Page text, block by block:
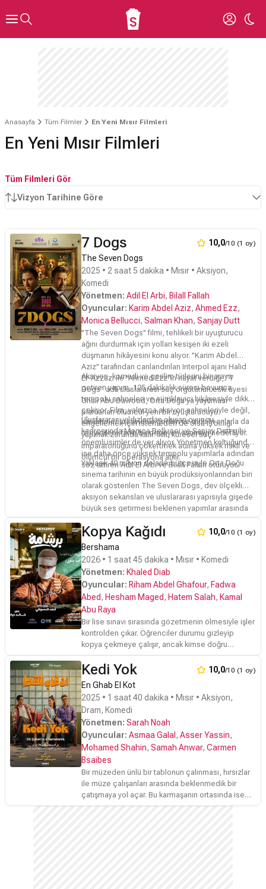
Anasayfa Tüm Filmler En Yeni Mısır Filmleri
En Yeni Mısır Filmleri
Tüm Filmleri Gör
Vizyon Tarihine Göre
7 Dogs 10,0/10 (1 oy)
The Seven Dogs
2025 • 2 saat 5 dakika • Mısır • Aksiyon,
Komedi
Yönetmen: Adil El Arbi, Bilall Fallah
Oyuncular: Karim Abdel Aziz, Ahmed Ezz,
Monica Bellucci, Salman Khan, Sanjay Dutt
''The Seven Dogs'' filmi, tehlikeli bir uyuşturucu
ağını durdurmak için yolları kesişen iki ezeli
düşmanın hikâyesini konu alıyor. ''Karim Abdel
Aziz''tarafından canlandırılan Interpol ajanı Halid
El-Azzazi ile''Ahmed Ezz''in hayat verdiği, “7
Dogs” adlı uluslararası suç örgütünün eski üyesi
Ghali Abu Dawood, Orta Doğu’ya yayılması
planlanan ölümcül yeni bir uyuşturucuyu
engellemek için istemeden de olsa iş birliği
yapmak zorunda kalır. İkili, küresel suç
imparatorluğunu çökertmek adına yüksek riskli ve
ölümcül bir operasyona atılır.
Aksiyon, komedi ve gerilim türlerini bir araya
getiren yapım, 125 dakikalık süresi boyunca
tempolu sahneleri ve sürükleyici hikâyesiyle dikkat
çekiyor. Film, yalnızca aksiyon sahneleriyle değil,
karakterler arasındaki gerilim ve mizahi anlarla da
izleyicilere farklı bir deneyim sunmayı hedefliyor.
Uluslararası yıldızlardan oluşan oyuncu
kadrosunda Monica Bellucci ve Sanjay Dutt gibi
önemli isimler de yer alıyor. Yönetmen koltuğunda
ise daha önce yüksek tempolu yapımlarla adından
söz ettiren Adil El Arbi ve Bilall Fallah oturuyor.
Yaklaşık 40 milyon dolarlık bütçesiyle Orta Doğu
sinema tarihinin en büyük prodüksiyonlarından biri
olarak gösterilen The Seven Dogs, dev ölçekli
aksiyon sekansları ve uluslararası yapısıyla gişede
büyük ses getirmesi beklenen yapımlar arasında
Kopya Kağıdı 10,0/10 (1 oy)
Bershama
2026 • 1 saat 45 dakika • Mısır • Komedi
Yönetmen: Khaled Diab
Oyuncular: Riham Abdel Ghafour, Fadwa
Abed, Hesham Maged, Hatem Salah, Kamal
Abu Raya
Bir lise sınavı sırasında gözetmenin ölmesiyle işler
kontrolden çıkar. Öğrenciler durumu gizleyip
kopya çekmeye çalışır, ancak kimse doğru
öğrenci, belediye başkanının oğlu, bir dansçı, 60
planlar ve giderek büyüyen bir kaosun içinde
yolları kesişir.
Kedi Yok 10,0/10 (1 oy)
En Ghab El Kot
2025 • 1 saat 40 dakika • Mısır • Aksiyon,
Dram, Komedi
Yönetmen: Sarah Noah
Oyuncular: Asmaa Galal , Asser Yassin,
Mohamed Shahin, Samah Anwar, Carmen
Bsaibes
Bir müzeden ünlü bir tablonun çalınması, hırsızlar
ile müze çalışanları arasında beklenmedik bir
çatışmaya yol açar. Bu karmaşanın ortasında ise
sıra dışı bir aşk filizlenir.